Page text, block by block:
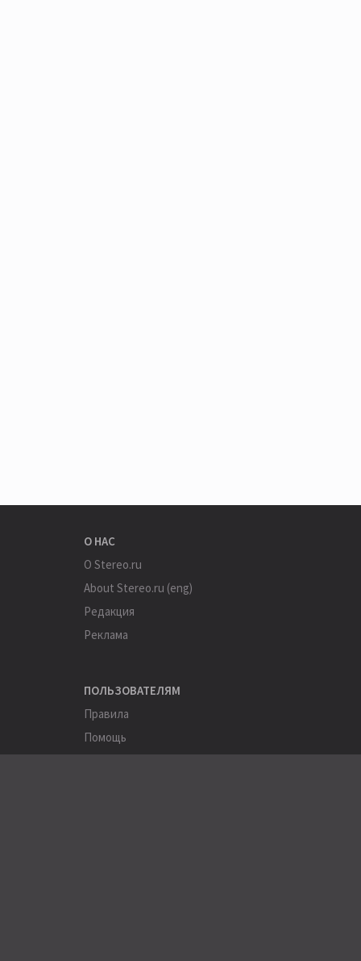
О НАС
О Stereo.ru
About Stereo.ru (eng)
Редакция
Реклама
ПОЛЬЗОВАТЕЛЯМ
Правила
Помощь